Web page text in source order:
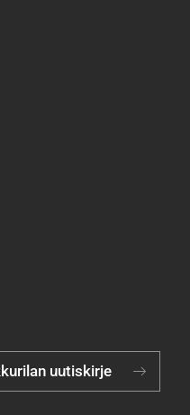
uutiskirje